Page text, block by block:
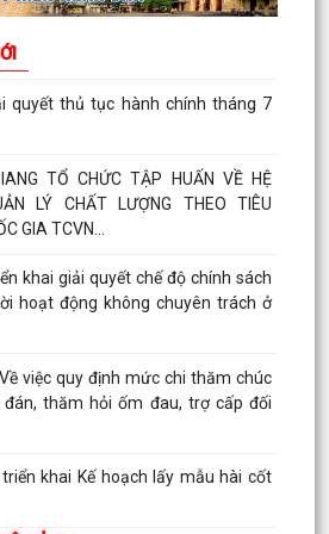
khai danh mục thủ tục hành chính
quyết thủ tục hành chính tháng 7
TỔ CHỨC TẬP HUẤN VỀ HỆ
LÝ CHẤT LƯỢNG THEO TIÊU
GIA TCVN...
khai giải quyết chế độ chính sách
hoạt động không chuyên trách ở
việc quy định mức chi thăm chúc
đán, thăm hỏi ốm đau, trợ cấp đối
triển khai Kế hoạch lấy mẫu hài cốt